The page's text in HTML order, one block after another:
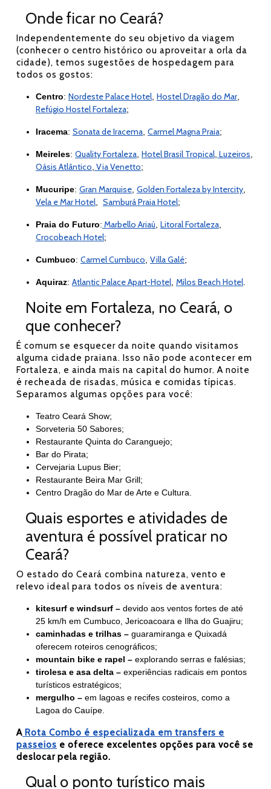
Onde ficar no Ceará?
Independentemente do seu objetivo da viagem
(conhecer o centro histórico ou aproveitar a orla da
cidade), temos sugestões de hospedagem para
todos os gostos:
Centro: Nordeste Palace Hotel, Hostel Dragão do Mar,
Refúgio Hostel Fortaleza;
Iracema: Sonata de Iracema, Carmel Magna Praia;
Meireles: Quality Fortaleza, Hotel Brasil Tropical, Luzeiros,
Oásis Atlântico, Via Venetto;
Mucuripe: Gran Marquise, Golden Fortaleza by Intercity,
Vela e Mar Hotel, Samburá Praia Hotel;
Praia do Futuro: Marbello Ariaú, Litoral Fortaleza,
Crocobeach Hotel;
Cumbuco: Carmel Cumbuco, Villa Galé;
Aquiraz: Atlantic Palace Apart-Hotel, Milos Beach Hotel.
Noite em Fortaleza, no Ceará, o
que conhecer?
É comum se esquecer da noite quando visitamos
alguma cidade praiana. Isso não pode acontecer em
Fortaleza, e ainda mais na capital do humor. A noite
é recheada de risadas, música e comidas típicas.
Separamos algumas opções para você:
Teatro Ceará Show;
Sorveteria 50 Sabores;
Restaurante Quinta do Caranguejo;
Bar do Pirata;
Cervejaria Lupus Bier;
Restaurante Beira Mar Grill;
Centro Dragão do Mar de Arte e Cultura.
Quais esportes e atividades de
aventura é possível praticar no
Ceará?
O estado do Ceará combina natureza, vento e
relevo ideal para todos os níveis de aventura:
kitesurf e windsurf – devido aos ventos fortes de até
25 km/h em Cumbuco, Jericoacoara e Ilha do Guajiru;
caminhadas e trilhas – guaramiranga e Quixadá
oferecem roteiros cenográficos;
mountain bike e rapel – explorando serras e falésias;
tirolesa e asa delta – experiências radicais em pontos
turísticos estratégicos;
mergulho – em lagoas e recifes costeiros, como a
Lagoa do Cauípe.
A Rota Combo é especializada em transfers e
passeios e oferece excelentes opções para você se
deslocar pela região.
Qual o ponto turístico mais